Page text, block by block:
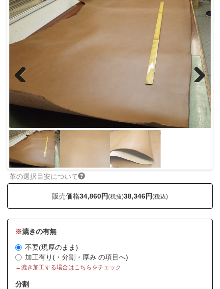
革の選択目安について
Previous Next
販売価格34,860円(税抜)38,346円(税込)
※漉きの有無
不要(現厚のまま)
加工有り(・分割・厚み の項目へ)
←漉き加工する場合はこちらをチェック
分割